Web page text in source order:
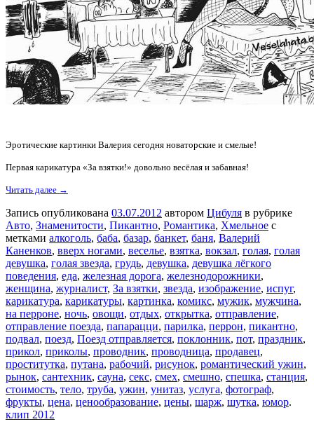
Эротические картинки Валерия сегодня новаторские и смелые!
Первая карикатура «За взятки!» довольно весёлая и забавная!
Читать далее →
Запись опубликована 03.07.2012 автором Цибуля в рубрике
Авто, Знаменитости, Пикантно, Романтика, Хмельное с
метками алкоголь, баба, базар, банкет, баня, Валерий
Каненков, вверх ногами, веселье, взятка, вокзал, голая, голая
девушка, голая звезда, грудь, девушка, девушка лёгкого
поведения, еда, железная дорога, железнодорожники,
женщина, журналист, За взятки, звезда, изображение, испуг,
карикатура, карикатуры, картинка, комикс, мужик, мужчина,
на перроне, ночь, овощи, отдых, открытка, отправление,
отправление поезда, папарацци, парилка, перрон, пикантно,
подвал, поезд, Поезд отправляется, поклонник, пот, праздник,
прикол, приколы, проводник, проводница, продавец,
проститутка, путана, рабочий, рисунок, романтический ужин,
рынок, сантехник, сауна, секс, смех, смешно, спешка, станция,
стоимость, тело, труба, ужин, унитаз, услуга, фотограф,
фрукты, цена, ценообразование, цены, шарж, шутка, юмор.
клип 2012